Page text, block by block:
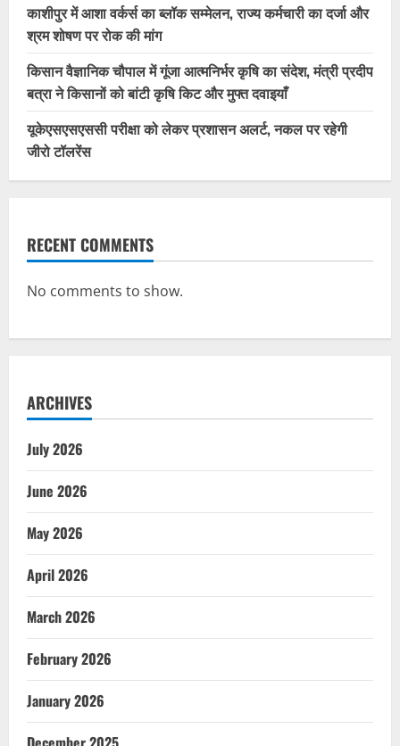
काशीपुर में आशा वर्कर्स का ब्लॉक सम्मेलन, राज्य कर्मचारी का दर्जा और
श्रम शोषण पर रोक की मांग
किसान वैज्ञानिक चौपाल में गूंजा आत्मनिर्भर कृषि का संदेश, मंत्री प्रदीप
बत्रा ने किसानों को बांटी कृषि किट और मुफ्त दवाइयाँ
यूकेएसएसएससी परीक्षा को लेकर प्रशासन अलर्ट, नकल पर रहेगी
जीरो टॉलरेंस
RECENT COMMENTS
No comments to show.
ARCHIVES
July 2026
June 2026
May 2026
April 2026
March 2026
February 2026
January 2026